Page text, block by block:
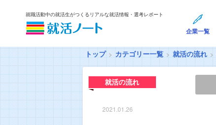
就職活動中の就活生がつくるリアルな就活情報・選考レポート
企業一覧
トップ カテゴリー一覧 就活の流れ
就活の流れ
2021.01.26